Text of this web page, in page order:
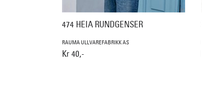
474 HEIA RUNDGENSER
RAUMA ULLVAREFABRIKK AS
Kr 40,-